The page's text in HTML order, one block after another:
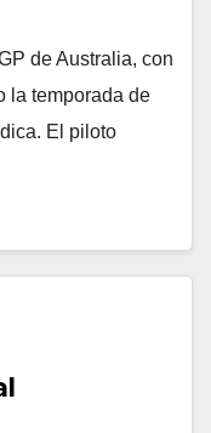
de Australia, con
la temporada de
El piloto